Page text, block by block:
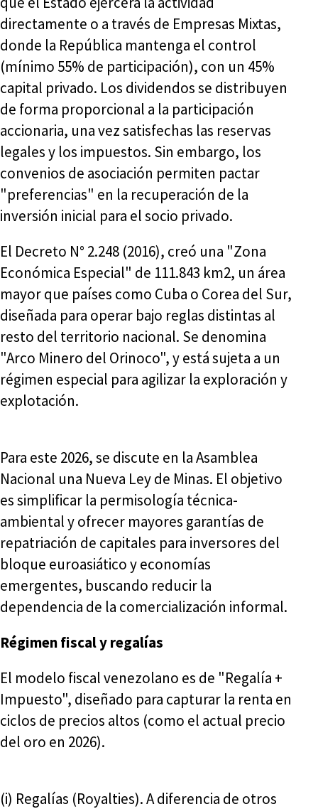
directamente o a través de Empresas Mixtas,
donde la República mantenga el control
(mínimo 55% de participación), con un 45%
capital privado. Los dividendos se distribuyen
de forma proporcional a la participación
accionaria, una vez satisfechas las reservas
legales y los impuestos. Sin embargo, los
convenios de asociación permiten pactar
"preferencias" en la recuperación de la
inversión inicial para el socio privado.
El Decreto N° 2.248 (2016), creó una "Zona
Económica Especial" de 111.843 km2, un área
mayor que países como Cuba o Corea del Sur,
diseñada para operar bajo reglas distintas al
resto del territorio nacional. Se denomina
"Arco Minero del Orinoco", y está sujeta a un
régimen especial para agilizar la exploración y
explotación.
Para este 2026, se discute en la Asamblea
Nacional una Nueva Ley de Minas. El objetivo
es simplificar la permisología técnica-
ambiental y ofrecer mayores garantías de
repatriación de capitales para inversores del
bloque euroasiático y economías
emergentes, buscando reducir la
dependencia de la comercialización informal.
Régimen fiscal y regalías
El modelo fiscal venezolano es de "Regalía +
Impuesto", diseñado para capturar la renta en
ciclos de precios altos (como el actual precio
del oro en 2026).
(i) Regalías (Royalties). A diferencia de otros